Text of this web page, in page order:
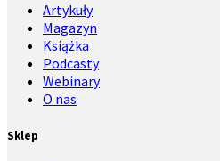
Artykuły
Magazyn
Książka
Podcasty
Webinary
O nas
Sklep